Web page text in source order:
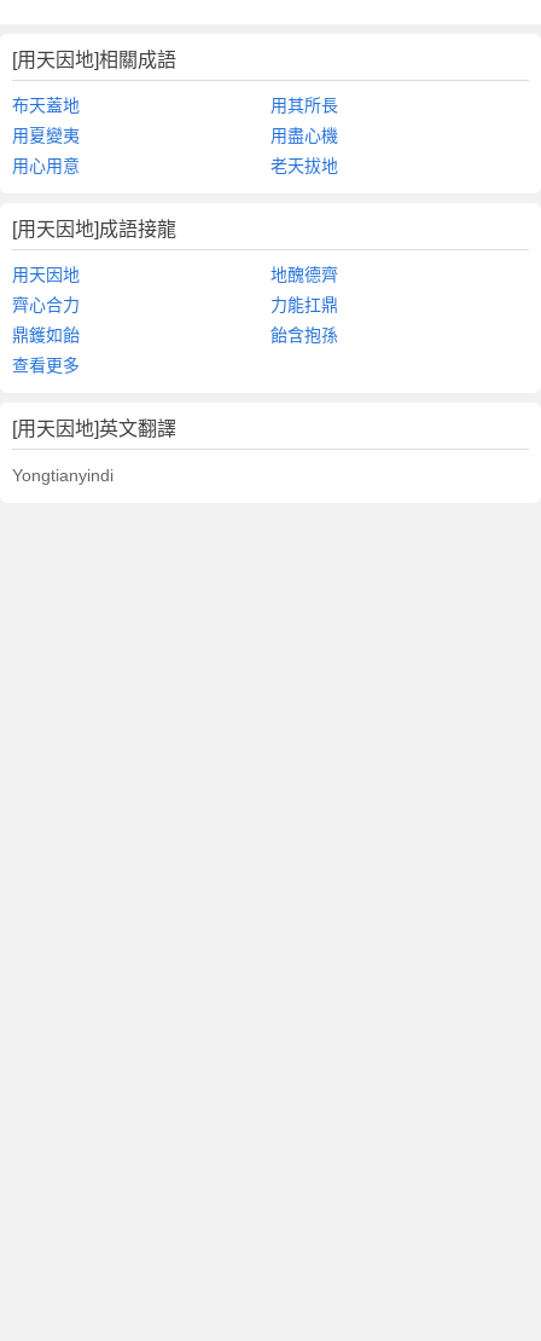
[用天因地]相關成語
布天蓋地
用其所長
用夏變夷
用盡心機
用心用意
老天拔地
[用天因地]成語接龍
用天因地
地醜德齊
齊心合力
力能扛鼎
鼎鑊如飴
飴含抱孫
查看更多
[用天因地]英文翻譯
Yongtianyindi